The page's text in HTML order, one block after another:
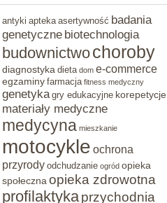
antyki apteka asertywność badania
genetyczne biotechnologia
budownictwochoroby
diagnostyka dieta dom e-commerce
egzaminy farmacja fitness medyczny
genetyka gry edukacyjne korepetycje
materiały medyczne
medycyna mieszkanie
motocykle ochrona
przyrody odchudzanie ogród opieka
społeczna opieka zdrowotna
profilaktykaprzychodnia